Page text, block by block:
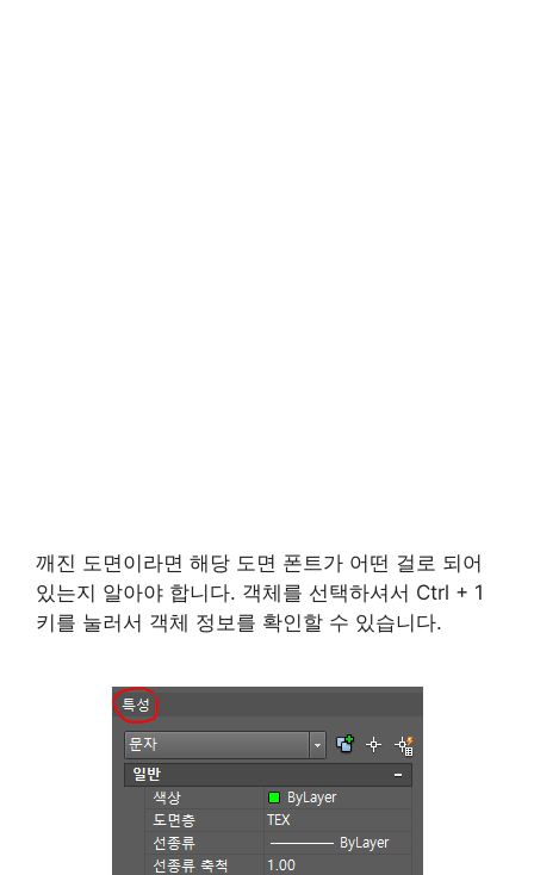
깨진 도면이라면 해당 도면 폰트가 어떤 걸로 되어
있는지 알아야 합니다. 객체를 선택하셔서 Ctrl + 1
키를 눌러서 객체 정보를 확인할 수 있습니다.